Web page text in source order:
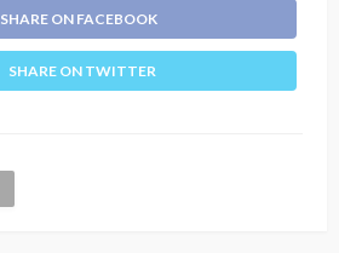
SHARE ON FACEBOOK
SHARE ON TWITTER